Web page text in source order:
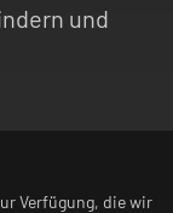
und
Verfügung, die wir